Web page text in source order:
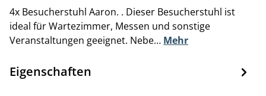
4x Besucherstuhl Aaron. . Dieser Besucherstuhl ist
ideal für Wartezimmer, Messen und sonstige
Veranstaltungen geeignet. Nebe… Mehr
Eigenschaften